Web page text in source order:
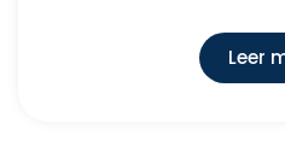
Leer